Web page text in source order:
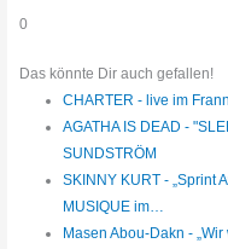
0
Das könnte Dir auch gefallen!
CHARTER - live im
AGATHA IS DEAD -
SUNDSTRÖM
SKINNY KURT - „Sprint
MUSIQUE im…
Masen Abou-Dakn -